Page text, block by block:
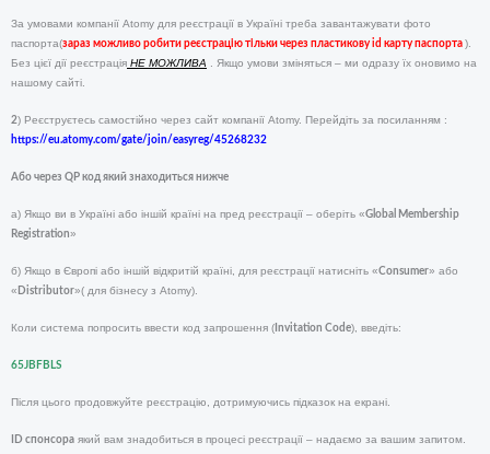
За умовами компанії Atomy для реєстрації в Україні треба завантажувати фото
паспорта(зараз можливо робити реєстрацію тільки через пластикову id карту паспорта ).
Без цієї дії реєстрація НЕ МОЖЛИВА . Якщо умови зміняться – ми одразу їх оновимо на
нашому сайті.
2) Реєструєтесь самостійно через сайт компанії Atomy. Перейдіть за посиланням :
https://eu.atomy.com/gate/join/easyreg/45268232
Або через QР код який знаходиться нижче
а) Якщо ви в Україні або іншій країні на пред реєстрації – оберіть «Global Membership
Registration»
б) Якщо в Європі або іншій відкритій країні, для реєстрації натисніть «Consumer» або
« Distributor»( для бізнесу з Atomy).
Коли система попросить ввести код запрошення ( Invitation Code), введіть:
65JBFBLS
Після цього продовжуйте реєстрацію, дотримуючись підказок на екрані.
ID спонсора який вам знадобиться в процесі реєстрації – надаємо за вашим запитом.